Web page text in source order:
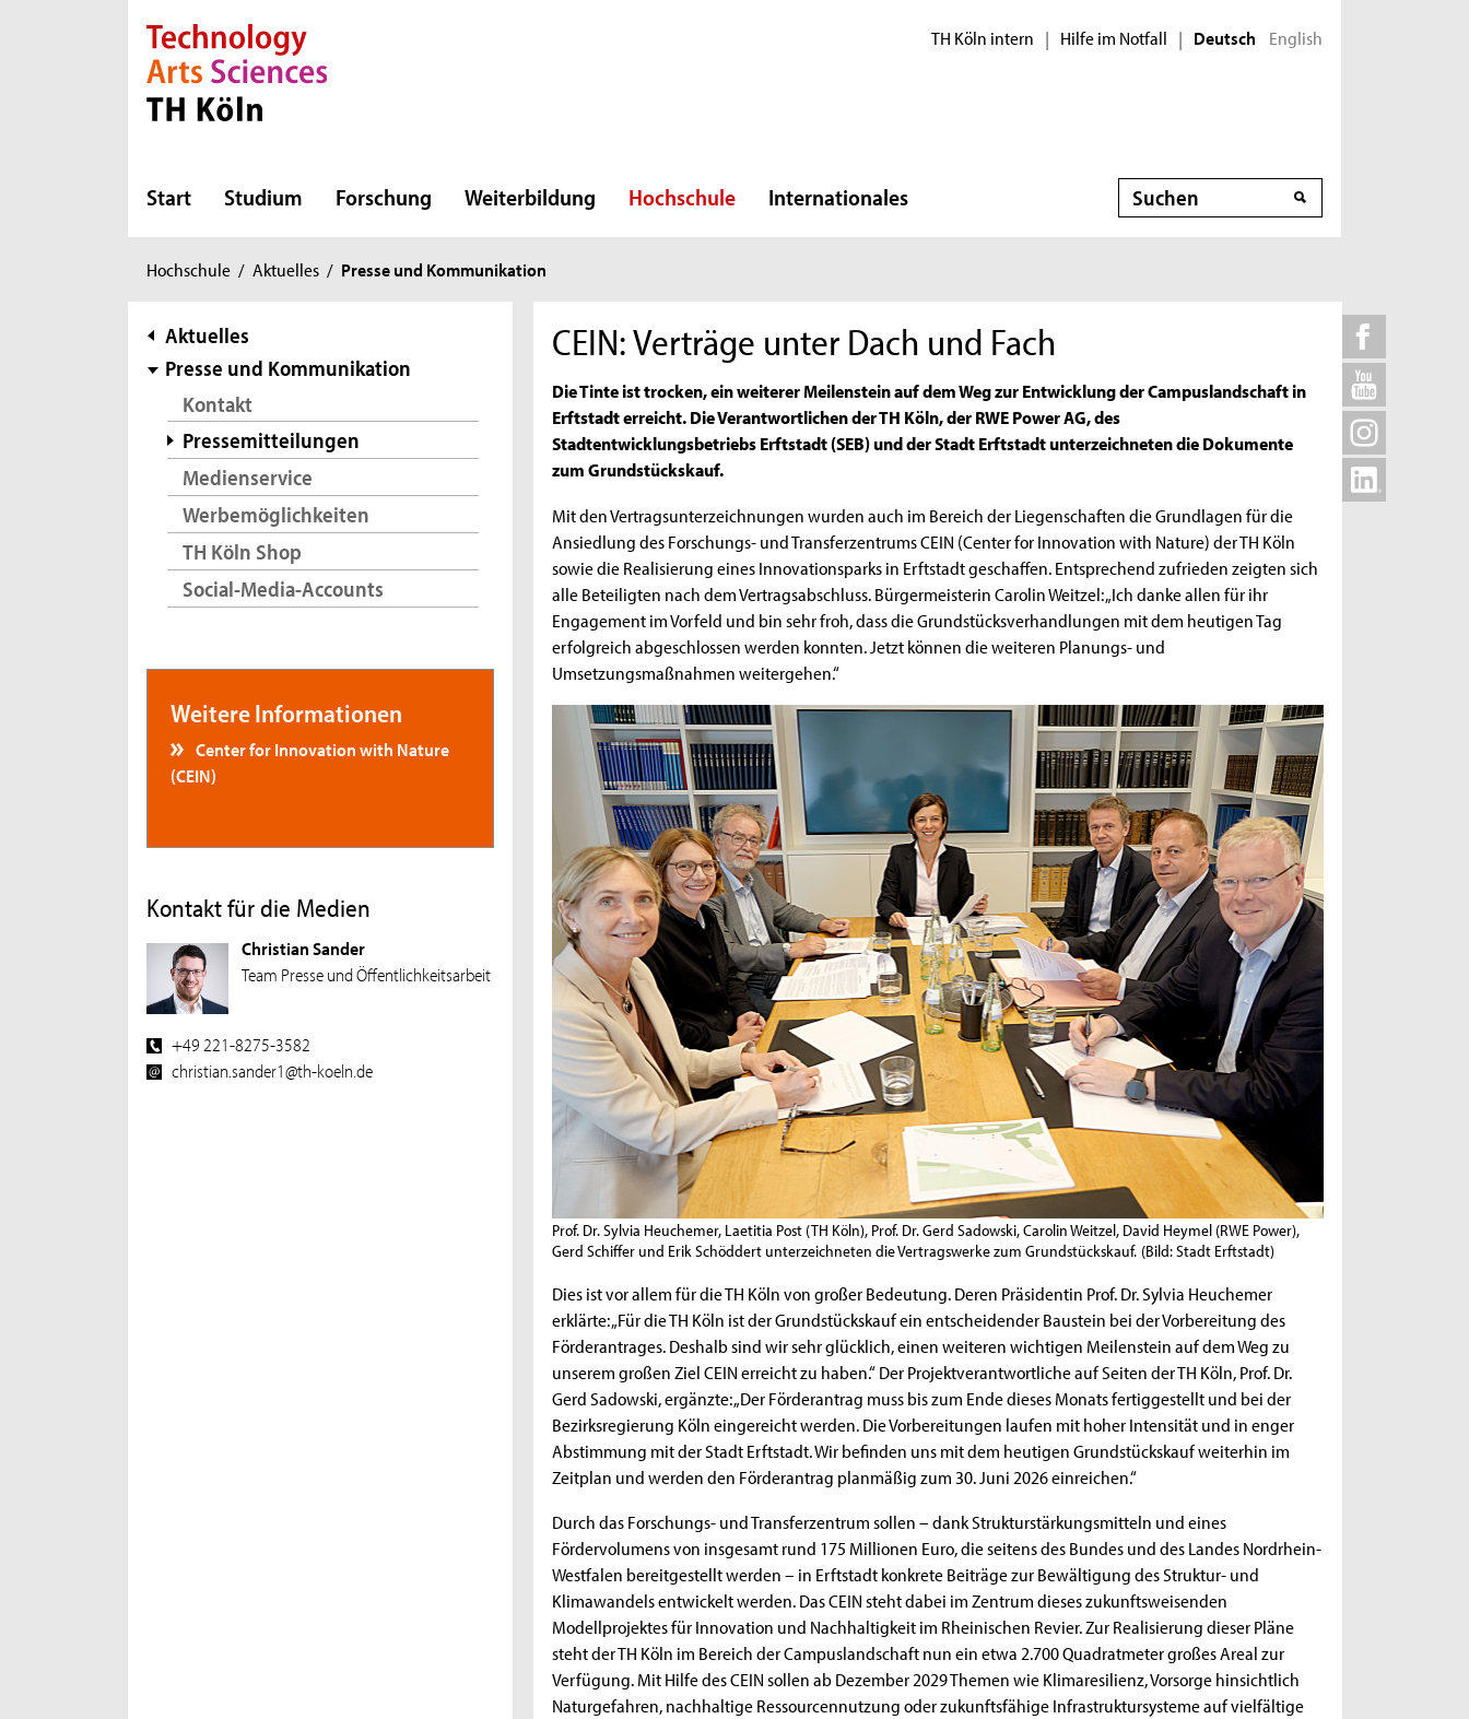
Direkt zur Hauptnavigation
Direkt zur Subnavigation
Direkt zum Inhalt
Direkt zum Fußbereich TH Köln intern | Hilfe im Notfall | Deutsch English
Start Studium Forschung Weiterbildung Hochschule Internationales Suche
Sie
hier:
Hochschule / Aktuelles / Presse und Kommunikation
Subnavigation
Aktuelles
Presse und Kommunikation
Kontakt
Pressemitteilungen
Medienservice
Werbemöglichkeiten
TH Köln Shop
Social-Media-Accounts
Weitere Informationen
Center for Innovation with Nature
(CEIN)
Kontakt für die Medien
Christian Sander
Team Presse und Öffentlichkeitsarbeit
+49 221-8275-3582
christian.sander1@th-koeln.de
CEIN: Verträge unter Dach und Fach
Die Tinte ist trocken, ein weiterer Meilenstein auf dem Weg zur Entwicklung der Campuslandschaft in
Erftstadt erreicht. Die Verantwortlichen der TH Köln, der RWE Power AG, des
Stadtentwicklungsbetriebs Erftstadt (SEB) und der Stadt Erftstadt unterzeichneten die Dokumente
zum Grundstückskauf.
Mit den Vertragsunterzeichnungen wurden auch im Bereich der Liegenschaften die Grundlagen für die
Ansiedlung des Forschungs- und Transferzentrums CEIN (Center for Innovation with Nature) der TH Köln
sowie die Realisierung eines Innovationsparks in Erftstadt geschaffen. Entsprechend zufrieden zeigten sich
alle Beteiligten nach dem Vertragsabschluss. Bürgermeisterin Carolin Weitzel: „Ich danke allen für ihr
Engagement im Vorfeld und bin sehr froh, dass die Grundstücksverhandlungen mit dem heutigen Tag
erfolgreich abgeschlossen werden konnten. Jetzt können die weiteren Planungs- und
Umsetzungsmaßnahmen weitergehen.“
Prof. Dr. Sylvia Heuchemer, Laetitia Post (TH Köln), Prof. Dr. Gerd Sadowski, Carolin Weitzel, David Heymel (RWE Power),
Gerd Schiffer und Erik Schöddert unterzeichneten die Vertragswerke zum Grundstückskauf. (Bild: Stadt Erftstadt)
Dies ist vor allem für die TH Köln von großer Bedeutung. Deren Präsidentin Prof. Dr. Sylvia Heuchemer
erklärte: „Für die TH Köln ist der Grundstückskauf ein entscheidender Baustein bei der Vorbereitung des
Förderantrages. Deshalb sind wir sehr glücklich, einen weiteren wichtigen Meilenstein auf dem Weg zu
unserem großen Ziel CEIN erreicht zu haben.“ Der Projektverantwortliche auf Seiten der TH Köln, Prof. Dr.
Gerd Sadowski, ergänzte: „Der Förderantrag muss bis zum Ende dieses Monats fertiggestellt und bei der
Bezirksregierung Köln eingereicht werden. Die Vorbereitungen laufen mit hoher Intensität und in enger
Abstimmung mit der Stadt Erftstadt. Wir befinden uns mit dem heutigen Grundstückskauf weiterhin im
Zeitplan und werden den Förderantrag planmäßig zum 30. Juni 2026 einreichen.“
Durch das Forschungs- und Transferzentrum sollen – dank Strukturstärkungsmitteln und eines
Fördervolumens von insgesamt rund 175 Millionen Euro, die seitens des Bundes und des Landes Nordrhein-
Westfalen bereitgestellt werden – in Erftstadt konkrete Beiträge zur Bewältigung des Struktur- und
Klimawandels entwickelt werden. Das CEIN steht dabei im Zentrum dieses zukunftsweisenden
Modellprojektes für Innovation und Nachhaltigkeit im Rheinischen Revier. Zur Realisierung dieser Pläne
steht der TH Köln im Bereich der Campuslandschaft nun ein etwa 2.700 Quadratmeter großes Areal zur
Verfügung. Mit Hilfe des CEIN sollen ab Dezember 2029 Themen wie Klimaresilienz, Vorsorge hinsichtlich
Naturgefahren, nachhaltige Ressourcennutzung oder zukunftsfähige Infrastruktursysteme auf vielfältige